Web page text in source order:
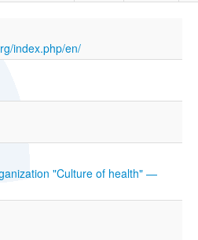
index.php/en/
"Culture of health" —